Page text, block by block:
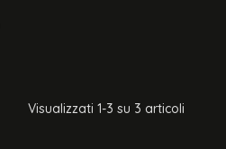
Visualizzati 1-3 su 3 articoli